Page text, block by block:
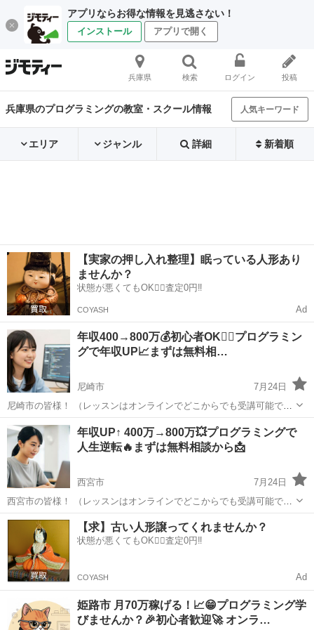
アプリならお得な情報を見逃さない！
インストール アプリで開く
兵庫県 検索 ログイン 投稿
兵庫県のプログラミングの教室・スクール情報 人気キーワード
エリア ジャンル 詳細 新着順
【実家の押し入れ整理】眠っている人形あり
ませんか？
状態が悪くてもOK🙆‍♀️査定0円‼️
COYASH Ad
年収400→800万💰初心者OK🙆‍♂️プログラミン
グで年収UP📈まずは無料相…
尼崎市
7月24日
尼崎市の皆様！ （レッスンはオンラインでどこからでも受講可能で
す！） 気になったらご質問だけでもOKなのでご連絡いただければと
思います！
兵庫 尼崎市 プログラミング おにぎり
年収UP↑ 400万→800万💥プログラミングで
人生逆転🔥まずは無料相談から📩
西宮市
7月24日
西宮市の皆様！ （レッスンはオンラインでどこからでも受講可能で
す！） 少し大げさに聞こえるかもしれませんが、 プログラミングを学
んだことで、僕の人生は本当に変わりました✨ このページを見てくだ
さっているこ...
兵庫 西宮市 プログラミング おにぎり
【求】古い人形譲ってくれませんか？
状態が悪くてもOK🙆‍♀️査定0円‼️
COYASH Ad
姫路市 月70万稼げる！📈😁プログラミング学
びませんか？🎉初心者歓迎🚀 オンラ…